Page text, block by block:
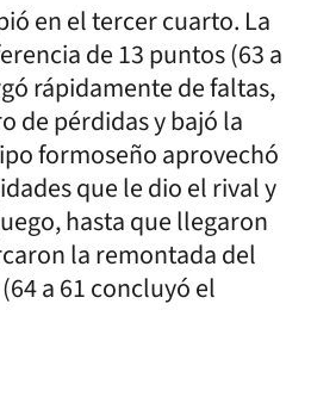
en el tercer cuarto. La
de 13 puntos (63 a
rápidamente de faltas,
de pérdidas y bajó la
formoseño aprovechó
que le dio el rival y
hasta que llegaron
la remontada del
a 61 concluyó el